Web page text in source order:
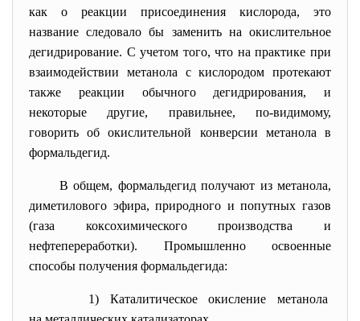
как о реакции присоединения кислорода, это
название следовало бы заменить на окислительное
дегидрирование. С учетом того, что на практике при
взаимодействии метанола с кислородом протекают
также реакции обычного дегидрирования, и
некоторые другие, правильнее, по-видимому,
говорить об окислительной конверсии метанола в
формальдегид.
В общем, формальдегид получают из метанола,
диметилового эфира, природного и попутных газов
(газа коксохимического производства и
нефтепереработки). Промышленно освоенные
способы получения формальдегида:
1) Каталитическое окисление метанола